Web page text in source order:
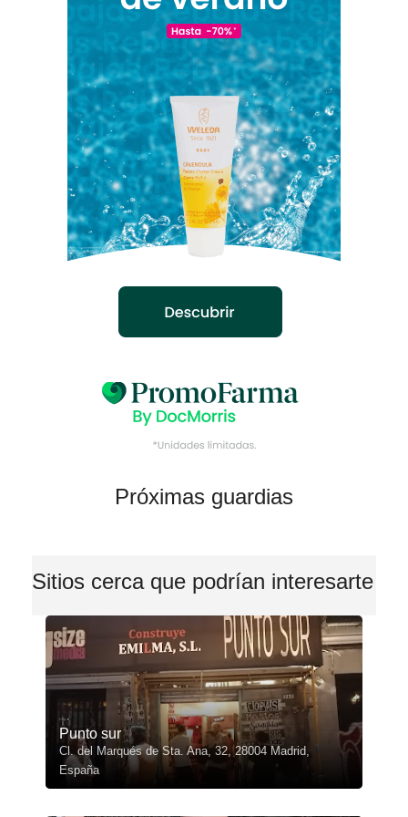
Próximas guardias
Sitios cerca que podrían interesarte
Punto sur
Cl. del Marqués de Sta. Ana, 32, 28004 Madrid,
España